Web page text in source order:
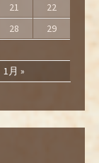
1月 »
21
22
28
29